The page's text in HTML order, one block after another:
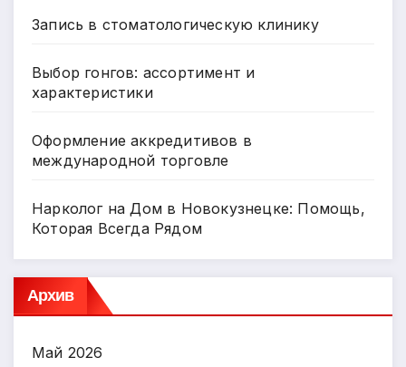
Запись в стоматологическую клинику
Выбор гонгов: ассортимент и
характеристики
Оформление аккредитивов в
международной торговле
Нарколог на Дом в Новокузнецке: Помощь,
Которая Всегда Рядом
Архив
Май 2026